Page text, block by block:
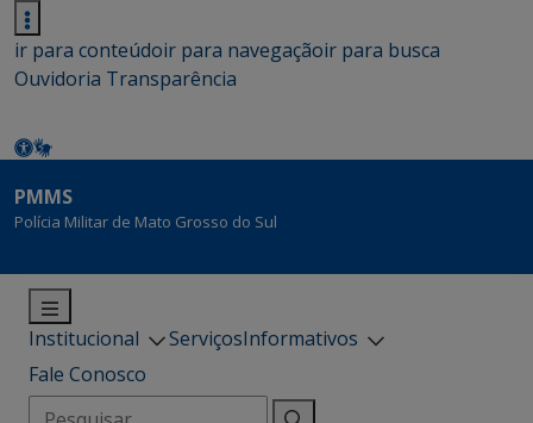
ir para conteúdoir para navegaçãoir para busca
Ouvidoria Transparência
PMMS
Polícia Militar de Mato Grosso do Sul
Institucional ServiçosInformativos
Fale Conosco
Pesquisar